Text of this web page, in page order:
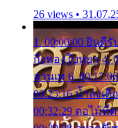
26 views •
1. 00:00:00 ยินดีรั
กิ่งทองใบหยก 4.
ลานเท 6.
00:25:16 น้ำลงเ
00:32:29 ตอไม้ที่